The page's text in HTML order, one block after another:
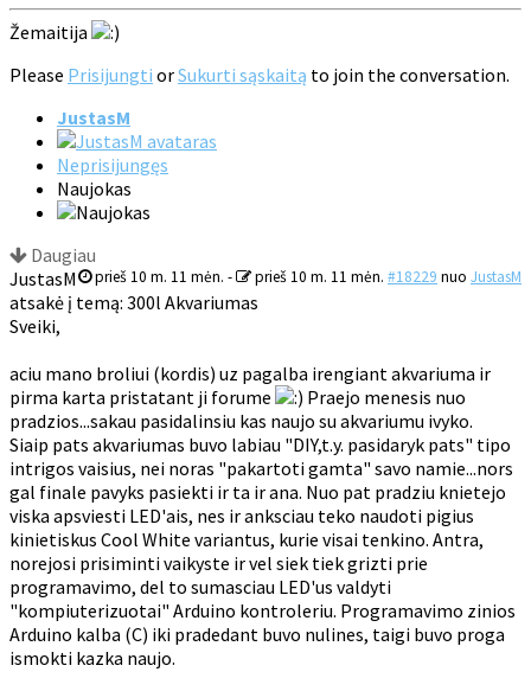
Žemaitija
Please Prisijungti orSukurti sąskaitą to join the conversation.
JustasM
Neprisijungęs
Naujokas
Daugiau
prieš 10 m. 11 mėn. - prieš 10 m. 11 mėn. #18229 nuo JustasM
JustasM
atsakė į temą: 300l Akvariumas
Sveiki,
aciu mano broliui (kordis) uz pagalba irengiant akvariuma ir
pirma karta pristatant ji forume
Praejo menesis nuo
pradzios...sakau pasidalinsiu kas naujo su akvariumu ivyko.
Siaip pats akvariumas buvo labiau "DIY,t.y. pasidaryk pats" tipo
intrigos vaisius, nei noras "pakartoti gamta" savo namie...nors
gal finale pavyks pasiekti ir ta ir ana. Nuo pat pradziu knietejo
viska apsviesti LED'ais, nes ir anksciau teko naudoti pigius
kinietiskus Cool White variantus, kurie visai tenkino. Antra,
norejosi prisiminti vaikyste ir vel siek tiek grizti prie
programavimo, del to sumasciau LED'us valdyti
"kompiuterizuotai" Arduino kontroleriu. Programavimo zinios
Arduino kalba (C) iki pradedant buvo nulines, taigi buvo proga
ismokti kazka naujo.